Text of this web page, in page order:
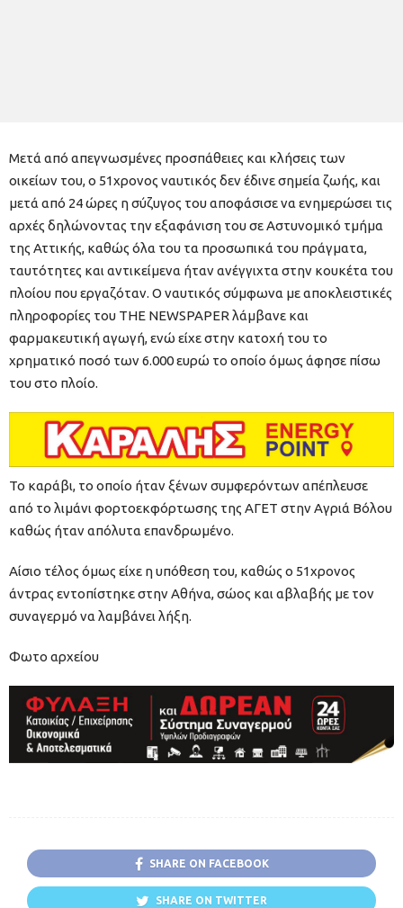
Μετά από απεγνωσμένες προσπάθειες και κλήσεις των
οικείων του, ο 51χρονος ναυτικός δεν έδινε σημεία ζωής, και
μετά από 24 ώρες η σύζυγος του αποφάσισε να ενημερώσει τις
αρχές δηλώνοντας την εξαφάνιση του σε Αστυνομικό τμήμα
της Αττικής, καθώς όλα του τα προσωπικά του πράγματα,
ταυτότητες και αντικείμενα ήταν ανέγγιχτα στην κουκέτα του
πλοίου που εργαζόταν. Ο ναυτικός σύμφωνα με αποκλειστικές
πληροφορίες του THE NEWSPAPER λάμβανε και
φαρμακευτική αγωγή, ενώ είχε στην κατοχή του το
χρηματικό ποσό των 6.000 ευρώ το οποίο όμως άφησε πίσω
του στο πλοίο.
Το καράβι, το οποίο ήταν ξένων συμφερόντων απέπλευσε
από το λιμάνι φορτοεκφόρτωσης της ΑΓΕΤ στην Αγριά Βόλου
καθώς ήταν απόλυτα επανδρωμένο.
Αίσιο τέλος όμως είχε η υπόθεση του, καθώς ο 51χρονος
άντρας εντοπίστηκε στην Αθήνα, σώος και αβλαβής με τον
συναγερμό να λαμβάνει λήξη.
Φωτο αρχείου
SHARE ON FACEBOOK
SHARE ON TWITTER